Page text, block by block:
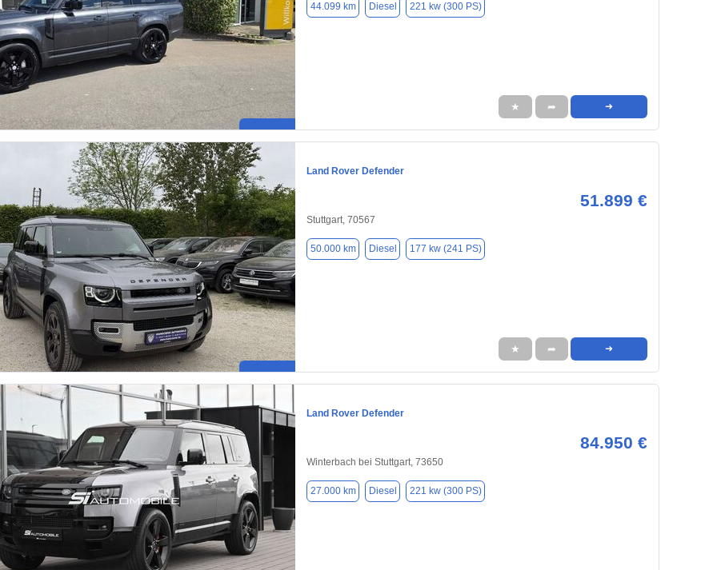
44.099 km Diesel 221 kw (300 PS)
★ ➦ ➜
Land Rover Defender
51.899 €
Stuttgart, 70567
50.000 km Diesel 177 kw (241 PS)
★ ➦ ➜
Land Rover Defender
84.950 €
Winterbach bei Stuttgart, 73650
27.000 km Diesel 221 kw (300 PS)